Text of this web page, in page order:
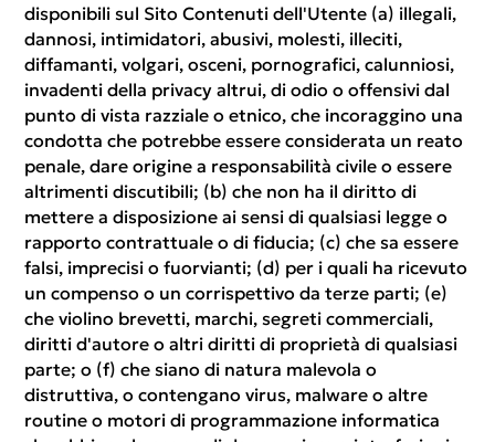
disponibili sul Sito Contenuti dell'Utente (a) illegali,
dannosi, intimidatori, abusivi, molesti, illeciti,
diffamanti, volgari, osceni, pornografici, calunniosi,
invadenti della privacy altrui, di odio o offensivi dal
punto di vista razziale o etnico, che incoraggino una
condotta che potrebbe essere considerata un reato
penale, dare origine a responsabilità civile o essere
altrimenti discutibili; (b) che non ha il diritto di
mettere a disposizione ai sensi di qualsiasi legge o
rapporto contrattuale o di fiducia; (c) che sa essere
falsi, imprecisi o fuorvianti; (d) per i quali ha ricevuto
un compenso o un corrispettivo da terze parti; (e)
che violino brevetti, marchi, segreti commerciali,
diritti d'autore o altri diritti di proprietà di qualsiasi
parte; o (f) che siano di natura malevola o
distruttiva, o contengano virus, malware o altre
routine o motori di programmazione informatica